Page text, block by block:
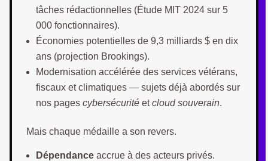
tâches rédactionnelles (Étude MIT 2024 sur 5
000 fonctionnaires).
Économies potentielles de 9,3 milliards $ en dix
ans (projection Brookings).
Modernisation accélérée des services vétérans,
fiscaux et climatiques — sujets déjà abordés sur
nos pages cybersécurité etcloud souverain.
Mais chaque médaille a son revers.
Dépendance accrue à des acteurs privés.